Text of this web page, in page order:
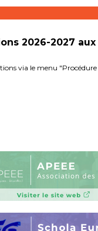
87 68
bxl1-services.be
94 84
bxl1-
2026-2027
via le menu